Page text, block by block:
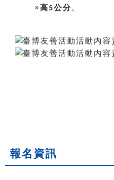
×高5公分。
報名資訊